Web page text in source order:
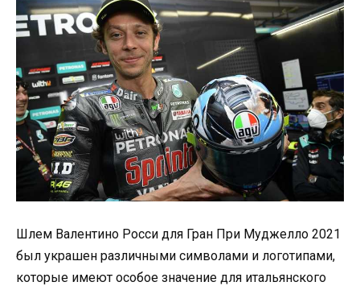
Шлем Валентино Росси для Гран При Муджелло 2021
был украшен различными символами и логотипами,
которые имеют особое значение для итальянского